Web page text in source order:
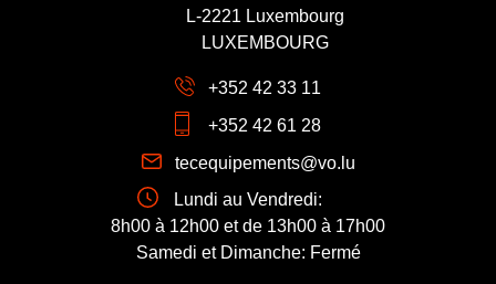
L-2221 Luxembourg
LUXEMBOURG
+352 42 33 11
+352 42 61 28
tecequipements@vo.lu
Lundi au Vendredi:
8h00 à 12h00 et de 13h00 à 17h00
Samedi et Dimanche: Fermé